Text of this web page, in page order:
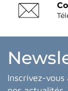
Inscrivez-